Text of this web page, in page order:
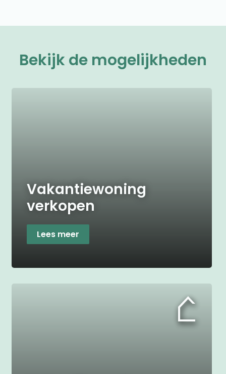
Bekijk de mogelijkheden
Vakantiewoning
verkopen
Lees meer